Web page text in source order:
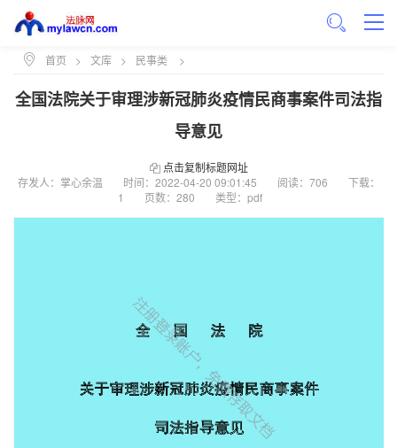
首页 > 文库 > 民事类 >
全国法院关于审理涉新冠肺炎疫情民商事案件司法指
导意见
点击复制标题网址
存发人：掌心余温
时间： 2022-04-20 09:01:45 阅读：706
下载：
1
页数：280 类型：pdf